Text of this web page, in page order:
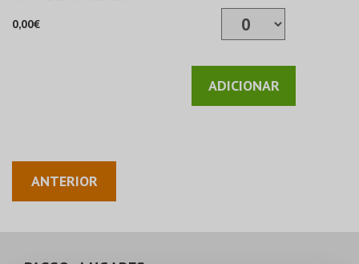
0,00€
ADICIONAR
ANTERIOR